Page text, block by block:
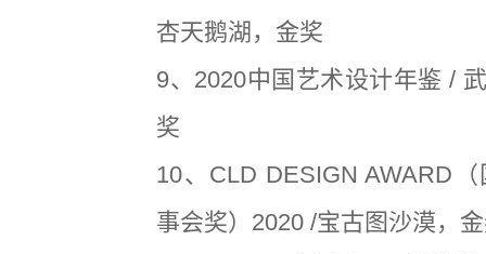
杏天鹅湖，金奖
9、2020中国艺术设计年鉴 /
奖
10、CLD DESIGN AWARD
事会奖）2020 /宝古图沙漠，